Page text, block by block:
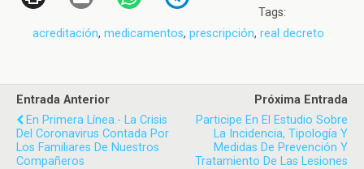
Tags:
acreditación, medicamentos, prescripción, real decreto
Entrada Anterior
En Primera Línea.- La Crisis
Del Coronavirus Contada Por
Los Familiares De Nuestros
Compañeros
Próxima Entrada
Participe En El Estudio Sobre
La Incidencia, Tipología Y
Medidas De Prevención Y
Tratamiento De Las Lesiones